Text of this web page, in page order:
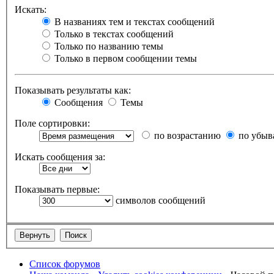
Искать:
В названиях тем и текстах сообщений
Только в текстах сообщений
Только по названию темы
Только в первом сообщении темы
Показывать результаты как:
Сообщения
Темы
Поле сортировки:
по возрастанию
по
Искать сообщения за:
Показывать первые:
символов сообщений
Список форумов